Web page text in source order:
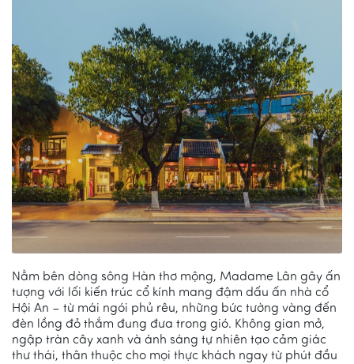
Nằm bên dòng sông Hàn thơ mộng, Madame Lân gây ấn
tượng với lối kiến trúc cổ kính mang đậm dấu ấn nhà cổ
Hội An – từ mái ngói phủ rêu, những bức tường vàng đến
đèn lồng đỏ thắm đung đưa trong gió. Không gian mở,
ngập tràn cây xanh và ánh sáng tự nhiên tạo cảm giác
thư thái, thân thuộc cho mọi thực khách ngay từ phút đầu